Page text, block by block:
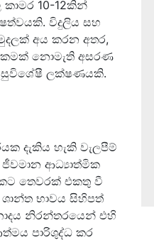
10-12කින්
විදුලිය සහ
අය කරන අතර,
නොමැති අසරණ
සුවිශේෂී ලක්ෂණයකි.
දැකිය හැකි වැලපීම්
ආධ්‍යාත්මික
තෙවරක් එකතු වී
භාවය සිහිපත්
නිරන්තරයෙන් එහි
පාරිශුද්ධ කර